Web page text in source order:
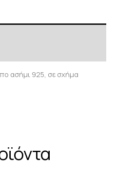
ασήμι 925, σε σχήμα